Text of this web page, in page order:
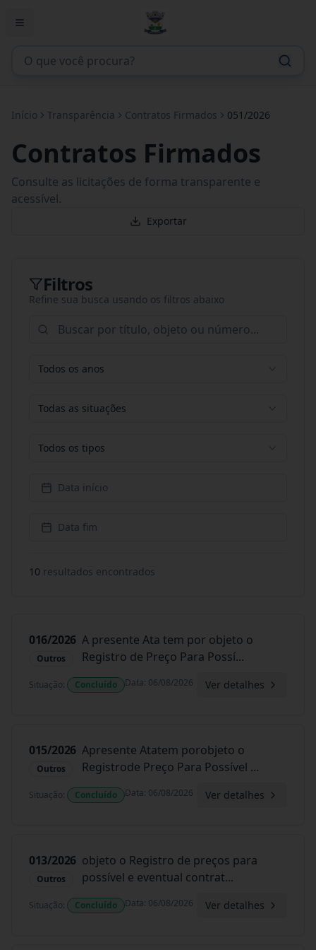
Início Transparência Contratos Firmados 051/2026
Contratos Firmados
Consulte as licitações de forma transparente e
acessível.
Exportar
Filtros
Refine sua busca usando os filtros abaixo
Todos os anos
Todas as situações
Todos os tipos
Data início
Data fim
10 resultados encontrados
016/2026
Outros
A presente Ata tem por objeto o
Registro de Preço Para Possí...
Situação: Concluído Data: 06/08/2026 Ver detalhes
015/2026
Outros
Apresente Atatem porobjeto o
Registrode Preço Para Possível ...
Situação: Concluído Data: 06/08/2026 Ver detalhes
013/2026
Outros
objeto o Registro de preços para
possível e eventual contrat...
Situação: Concluído Data: 06/08/2026 Ver detalhes